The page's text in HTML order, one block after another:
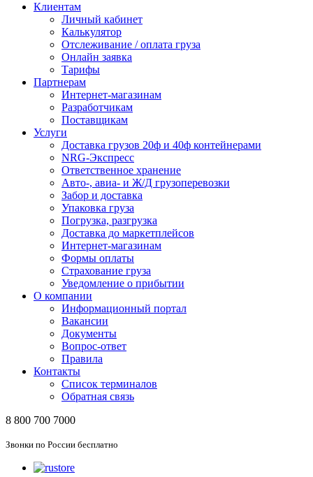
Клиентам
Личный кабинет
Калькулятор
Отслеживание / оплата груза
Онлайн заявка
Тарифы
Партнерам
Интернет-магазинам
Разработчикам
Поставщикам
Услуги
Доставка грузов 20ф и 40ф контейнерами
NRG-Экспресс
Ответственное хранение
Авто-, авиа- и Ж/Д грузоперевозки
Забор и доставка
Упаковка груза
Погрузка, разгрузка
Доставка до маркетплейсов
Интернет-магазинам
Формы оплаты
Страхование груза
Уведомление о прибытии
О компании
Информационный портал
Вакансии
Документы
Вопрос-ответ
Правила
Контакты
Список терминалов
Обратная связь
8 800 700 7000
Звонки по России бесплатно